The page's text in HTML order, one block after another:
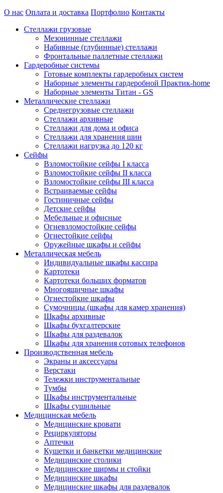
О нас Оплата и доставка Портфолио Контакты
Стеллажи грузовые
Мезонинные стеллажи
Набивные (глубинные) стеллажи
Фронтальные паллетные стеллажи
Гардеробные системы
Готовые комплекты гардеробных систем
Наборные элементы гардеробной Практик-home
Наборные элементы Титан - GS
Металлические стеллажи
Среднегрузовые стеллажи
Стеллажи архивные
Стеллажи для дома и офиса
Стеллажи для хранения шин
Стеллажи нагрузка до 120 кг
Сейфы
Взломостойкие сейфы I класса
Взломостойкие сейфы II класса
Взломостойкие сейфы III класса
Встраиваемые сейфы
Гостиничные сейфы
Детские сейфы
Мебельные и офисные
Огневзломостойкие сейфы
Огнестойкие сейфы
Оружейные шкафы и сейфы
Металлическая мебель
Индивидуальные шкафы кассира
Картотеки
Картотеки больших форматов
Многоящичные шкафы
Огнестойкие шкафы
Сумочницы (шкафы для камер хранения)
Шкафы архивные
Шкафы бухгалтерские
Шкафы для раздевалок
Шкафы для хранения сотовых телефонов
Производственная мебель
Экраны и аксессуары
Верстаки
Тележки инструментальные
Тумбы
Шкафы инструментальные
Шкафы сушильные
Медицинская мебель
Медицинские кровати
Рециркуляторы
Аптечки
Кушетки и банкетки медицинские
Медицинские столики
Медицинские ширмы и стойки
Медицинские шкафы
Медицинские шкафы для раздевалок